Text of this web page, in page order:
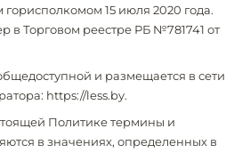
15 июля 2020 года.
в Торговом реестре РБ №781741 от
и размещается в сети
https://less.by.
Политике термины и
в значениях, определенных в